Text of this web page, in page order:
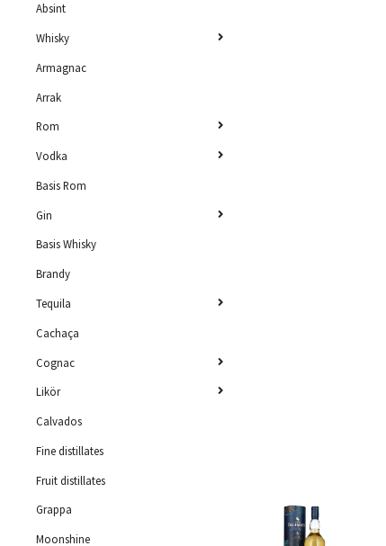
Absint
Whisky
Armagnac
Arrak
Rom
Vodka
Basis Rom
Gin
Basis Whisky
Brandy
Tequila
Cachaça
Cognac
Likör
Calvados
Fine distillates
Fruit distillates
Grappa
Moonshine